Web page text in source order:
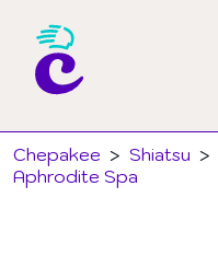
Chepakee > Shiatsu >
Aphrodite Spa
Email